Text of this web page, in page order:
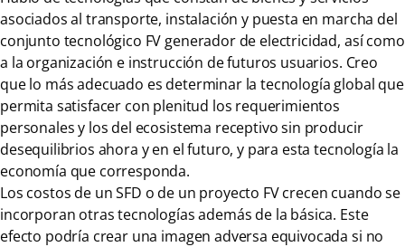
asociados al transporte, instalación y puesta en marcha del
conjunto tecnológico FV generador de electricidad, así como
a la organización e instrucción de futuros usuarios. Creo
que lo más adecuado es determinar la tecnología global que
permita satisfacer con plenitud los requerimientos
personales y los del ecosistema receptivo sin producir
desequilibrios ahora y en el futuro, y para esta tecnología la
economía que corresponda.
Los costos de un SFD o de un proyecto FV crecen cuando se
incorporan otras tecnologías además de la básica. Este
efecto podría crear una imagen adversa equivocada si no